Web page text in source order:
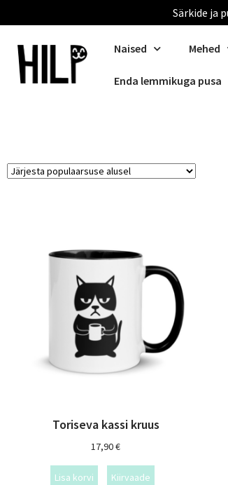
Särkide ja
Naised Mehed
Enda lemmikuga pusa
Toriseva kassi kruus
17,90€
Lisa korvi Kiirvaade